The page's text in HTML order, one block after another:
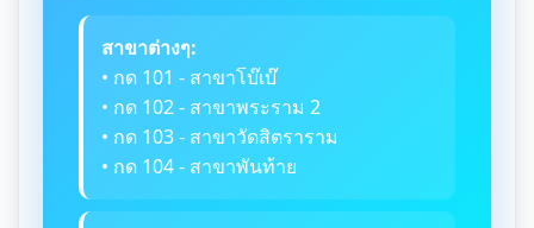
สาขาต่างๆ:
• กด 101 - สาขาโบ๊เบ๊
• กด 102 - สาขาพระราม 2
• กด 103 - สาขาวัดสิตราราม
• กด 104 - สาขาพันท้าย